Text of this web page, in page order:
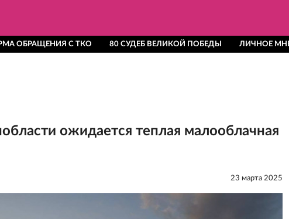
ОБРАЩЕНИЯ С ТКО 80 СУДЕБ ВЕЛИКОЙ ПОБЕДЫ ЛИЧНОЕ
ожидается теплая малооблачная
23 мартa 2025